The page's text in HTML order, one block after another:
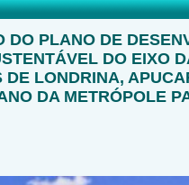
DO PLANO DE
DO EIXO
DE LONDRINA,
DA METRÓPOLE